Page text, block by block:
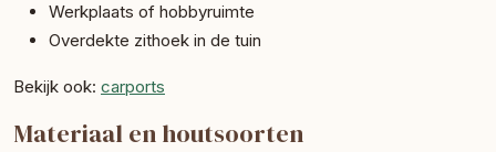
Werkplaats of hobbyruimte
Overdekte zithoek in de tuin
Bekijk ook: carports
Materiaal en houtsoorten